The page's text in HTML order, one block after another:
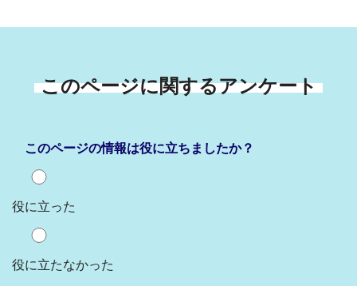
このページに関するアンケート
このページの情報は役に立ちましたか？
役に立った
役に立たなかった